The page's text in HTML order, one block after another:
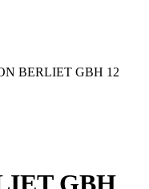
BERLIET GBH 12